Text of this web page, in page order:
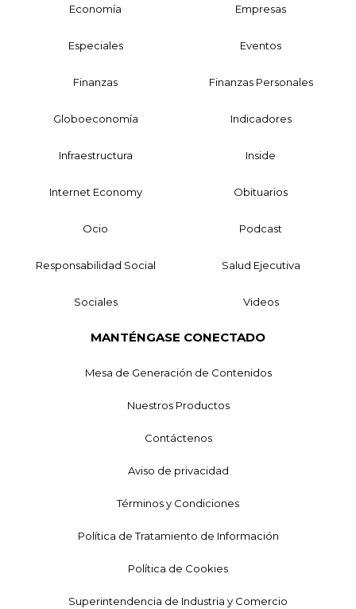
Economía Empresas
Especiales Eventos
Finanzas Finanzas Personales
Globoeconomía Indicadores
Infraestructura Inside
Internet Economy Obituarios
Ocio Podcast
Responsabilidad Social Salud Ejecutiva
Sociales Videos
MANTÉNGASE CONECTADO
Mesa de Generación de Contenidos
Nuestros Productos
Contáctenos
Aviso de privacidad
Términos y Condiciones
Política de Tratamiento de Información
Política de Cookies
Superintendencia de Industria y Comercio